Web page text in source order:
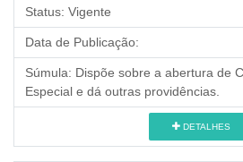
Status: Vigente
Data de Publicação:
Súmula: Dispõe sobre a abertura de
Especial e dá outras providências.
DETALHES